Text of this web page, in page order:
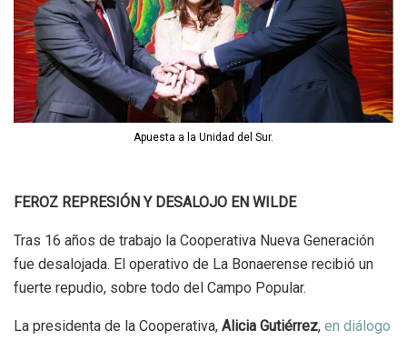
Apuesta a la Unidad del Sur.
FEROZ REPRESIÓN Y DESALOJO EN WILDE
Tras 16 años de trabajo la Cooperativa Nueva Generación
fue desalojada. El operativo de La Bonaerense recibió un
fuerte repudio, sobre todo del Campo Popular.
La presidenta de la Cooperativa, Alicia Gutiérrez, en diálogo